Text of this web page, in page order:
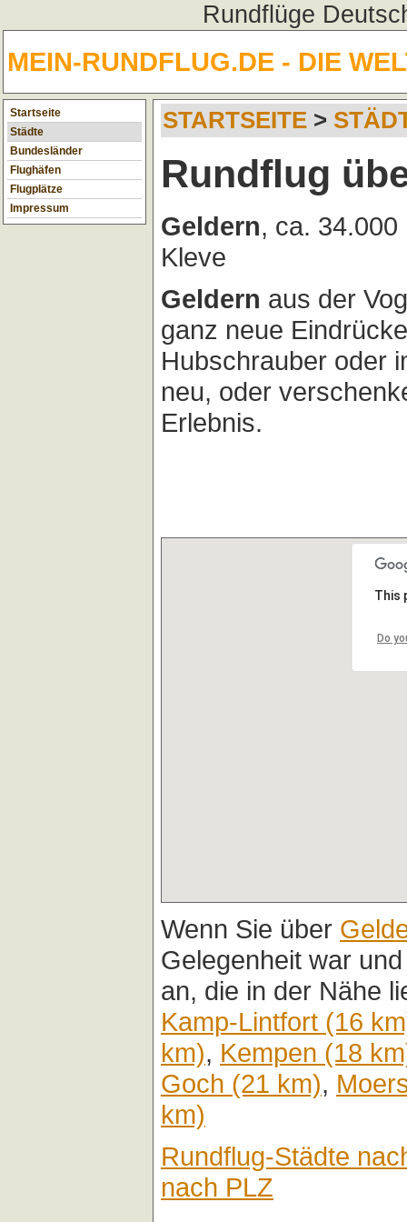
Rundflüge
MEIN-RUNDFLUG.DE - DIE
Startseite
Städte
Bundesländer
Flughäfen
Flugplätze
Impressum
STARTSEITE >
Rundflug
Geldern, ca.
Kleve
Geldern aus der
ganz neue
Hubschrauber oder
neu, oder
Erlebnis.
This
Do
Wenn Sie über
Gelegenheit war
an, die in der Nähe
Kamp-Lintfort (16
km), Kempen (18
Goch (21 km),
km)
Rundflug-Städte
nach PLZ